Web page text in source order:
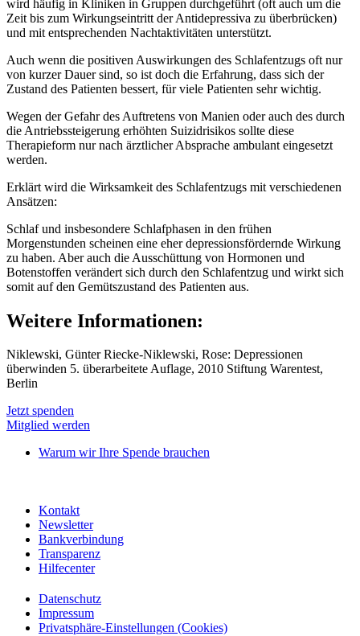
wird häufig in Kliniken in Gruppen durchgeführt (oft auch um die
Zeit bis zum Wirkungseintritt der Antidepressiva zu überbrücken)
und mit entsprechenden Nachtaktivitäten unterstützt.
Auch wenn die positiven Auswirkungen des Schlafentzugs oft nur
von kurzer Dauer sind, so ist doch die Erfahrung, dass sich der
Zustand des Patienten bessert, für viele Patienten sehr wichtig.
Wegen der Gefahr des Auftretens von Manien oder auch des durch
die Antriebssteigerung erhöhten Suizidrisikos sollte diese
Therapieform nur nach ärztlicher Absprache ambulant eingesetzt
werden.
Erklärt wird die Wirksamkeit des Schlafentzugs mit verschiedenen
Ansätzen:
Schlaf und insbesondere Schlafphasen in den frühen
Morgenstunden scheinen eine eher depressionsfördernde Wirkung
zu haben. Aber auch die Ausschüttung von Hormonen und
Botenstoffen verändert sich durch den Schlafentzug und wirkt sich
somit auf den Gemütszustand des Patienten aus.
Weitere Informationen:
Niklewski, Günter Riecke-Niklewski, Rose: Depressionen
überwinden 5. überarbeitete Auflage, 2010 Stiftung Warentest,
Berlin
Jetzt spenden
Mitglied werden
Warum wir Ihre Spende brauchen
Kontakt
Newsletter
Bankverbindung
Transparenz
Hilfecenter
Datenschutz
Impressum
Privatsphäre-Einstellungen (Cookies)